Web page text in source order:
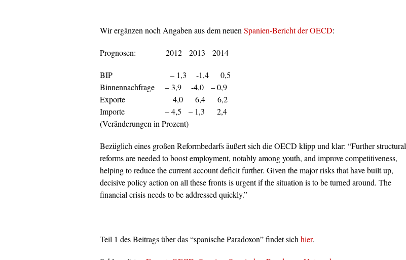
Wir ergänzen noch Angaben aus dem neuen Spanien-Bericht der OECD:
Prognosen: 2012 2013 2014
BIP – 1,3 -1,4 0,5
Binnennachfrage – 3,9 -4,0 – 0,9
Exporte 4,0 6,4 6,2
Importe – 4,5 – 1,3 2,4
(Veränderungen in Prozent)
Bezüglich eines großen Reformbedarfs äußert sich die OECD klipp und klar: “Further structural
reforms are needed to boost employment, notably among youth, and improve competitiveness,
helping to reduce the current account deficit further. Given the major risks that have built up,
decisive policy action on all these fronts is urgent if the situation is to be turned around. The
financial crisis needs to be addressed quickly.”
Teil 1 des Beitrags über das “spanische Paradoxon” findet sich hier.